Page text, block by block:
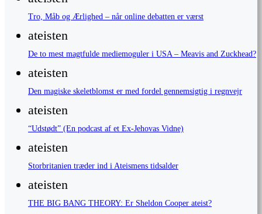
Tro, Måb og Ærlighed – når online debatten er værst
ateisten
De to mest magtfulde mediemoguler i USA – Meavis and Zuckhead?
ateisten
Den magiske skeletblomst er med fordel gennemsigtig i regnvejr
ateisten
“Udstødt” (En podcast af et Ex-Jehovas Vidne)
ateisten
Storbritanien træder ind i Ateismens tidsalder
ateisten
THE BIG BANG THEORY: Er Sheldon Cooper ateist?